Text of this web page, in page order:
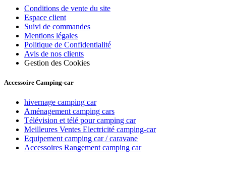
Conditions de vente du site
Espace client
Suivi de commandes
Mentions légales
Politique de Confidentialité
Avis de nos clients
Gestion des Cookies
Accessoire Camping-car
hivernage camping car
Aménagement camping cars
Télévision et télé pour camping car
Meilleures Ventes Electricité camping-car
Equipement camping car / caravane
Accessoires Rangement camping car